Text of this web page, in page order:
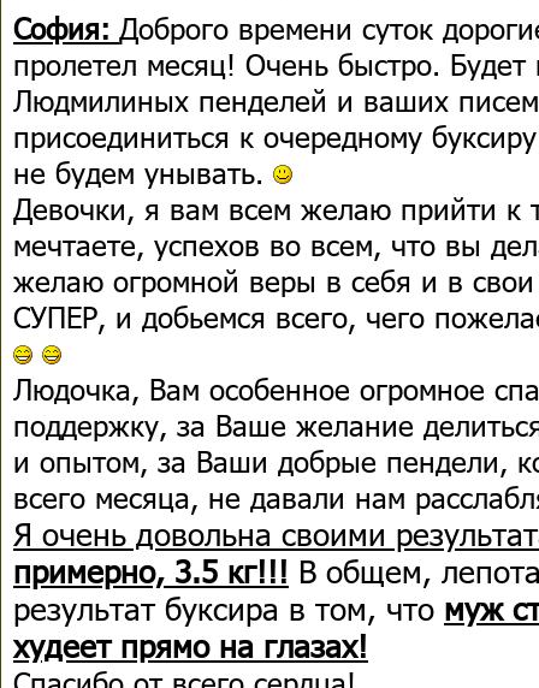
София: Доброго времени суток
пролетел месяц! Очень быстро. Будет
Людмилиных пенделей и ваших
присоединиться к очередному
не будем унывать.
Девочки, я вам всем желаю прийти к
мечтаете, успехов во всем, что вы
желаю огромной веры в себя и в
СУПЕР, и добьемся всего, чего
Людочка, Вам особенное огромное
поддержку, за Ваше желание
и опытом, за Ваши добрые пендели,
всего месяца, не давали нам
Я очень довольна своими
примерно, 3.5 кг!!! В общем,
результат буксира в том, что муж
худеет прямо на глазах!